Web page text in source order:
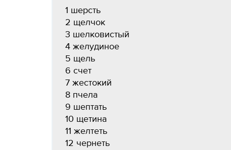
1 шерсть
2 щелчок
3 шелковистый
4 желудиное
5 щель
6 счет
7 жестокий
8 пчела
9 шептать
10 щетина
11 желтеть
12 чернеть